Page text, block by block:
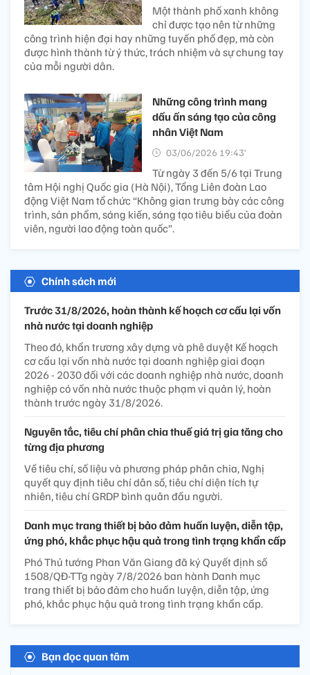
Một thành phố xanh không
chỉ được tạo nên từ những
công trình hiện đại hay những tuyến phố đẹp, mà còn
được hình thành từ ý thức, trách nhiệm và sự chung tay
của mỗi người dân.
Những công trình mang
dấu ấn sáng tạo của công
nhân Việt Nam
03/06/2026 19:43’
Từ ngày 3 đến 5/6 tại Trung
tâm Hội nghị Quốc gia (Hà Nội), Tổng Liên đoàn Lao
động Việt Nam tổ chức “Không gian trưng bày các công
trình, sản phẩm, sáng kiến, sáng tạo tiêu biểu của đoàn
viên, người lao động toàn quốc”.
Chính sách mới
Trước 31/8/2026, hoàn thành kế hoạch cơ cấu lại vốn
nhà nước tại doanh nghiệp
Theo đó, khẩn trương xây dựng và phê duyệt Kế hoạch
cơ cấu lại vốn nhà nước tại doanh nghiệp giai đoạn
2026 - 2030 đối với các doanh nghiệp nhà nước, doanh
nghiệp có vốn nhà nước thuộc phạm vi quản lý, hoàn
thành trước ngày 31/8/2026.
Nguyên tắc, tiêu chí phân chia thuế giá trị gia tăng cho
từng địa phương
Về tiêu chí, số liệu và phương pháp phân chia, Nghị
quyết quy định tiêu chí dân số, tiêu chí diện tích tự
nhiên, tiêu chí GRDP bình quân đầu người.
Danh mục trang thiết bị bảo đảm huấn luyện, diễn tập,
ứng phó, khắc phục hậu quả trong tình trạng khẩn cấp
Phó Thủ tướng Phan Văn Giang đã ký Quyết định số
1508/QĐ-TTg ngày 7/8/2026 ban hành Danh mục
trang thiết bị bảo đảm cho huấn luyện, diễn tập, ứng
phó, khắc phục hậu quả trong tình trạng khẩn cấp.
Bạn đọc quan tâm